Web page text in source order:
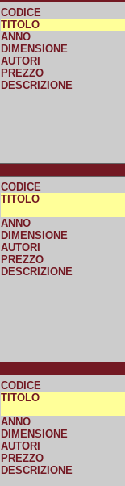
CODICE
TITOLO
ANNO
DIMENSIONE
AUTORI
PREZZO
DESCRIZIONE
CODICE
TITOLO
ANNO
DIMENSIONE
AUTORI
PREZZO
DESCRIZIONE
CODICE
TITOLO
ANNO
DIMENSIONE
AUTORI
PREZZO
DESCRIZIONE